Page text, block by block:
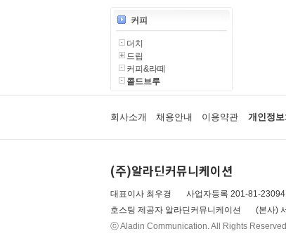
커피
더치
드립
커피&라떼
콜드브루
회사소개 채용안내 이용약관 개인정보
(주)알라딘커뮤니케이션
대표이사 최우경 사업자등록 201-81-23094
호스팅 제공자 알라딘커뮤니케이션
(본사)
ⓒ Aladin Communication. All Rights